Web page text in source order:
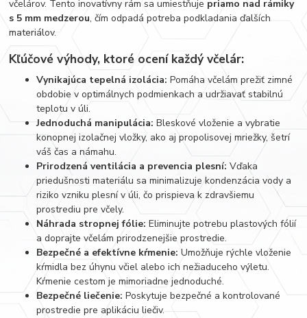
včelárov. Tento inovatívny rám sa umiestňuje priamo nad rámiky
s 5 mm medzerou, čím odpadá potreba podkladania ďalších
materiálov.
Kľúčové výhody, ktoré ocení každý včelár:
Vynikajúca tepelná izolácia: Pomáha včelám prežiť zimné
obdobie v optimálnych podmienkach a udržiavať stabilnú
teplotu v úli.
Jednoduchá manipulácia: Bleskové vloženie a vybratie
konopnej izolačnej vložky, ako aj propolisovej mriežky, šetrí
váš čas a námahu.
Prirodzená ventilácia a prevencia plesní: Vďaka
priedušnosti materiálu sa minimalizuje kondenzácia vody a
riziko vzniku plesní v úli, čo prispieva k zdravšiemu
prostrediu pre včely.
Náhrada stropnej fólie: Eliminujte potrebu plastových fólií
a doprajte včelám prirodzenejšie prostredie.
Bezpečné a efektívne kŕmenie: Umožňuje rýchle vloženie
kŕmidla bez úhynu včiel alebo ich nežiaduceho výletu.
Kŕmenie cestom je mimoriadne jednoduché.
Bezpečné liečenie: Poskytuje bezpečné a kontrolované
prostredie pre aplikáciu liečiv.